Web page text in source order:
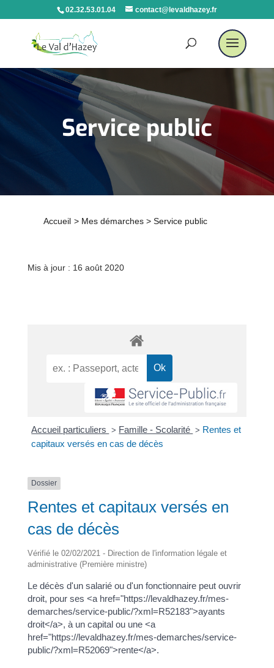
02.32.53.01.04 contact@levaldhazey.fr
Service public
Accueil > Mes démarches > Service public
Mis à jour : 16 août 2020
Accueil particuliers > Famille - Scolarité > Rentes et
capitaux versés en cas de décès
Dossier
Rentes et capitaux versés en
cas de décès
Vérifié le 02/02/2021 - Direction de l'information légale et
administrative (Première ministre)
Le décès d'un salarié ou d'un fonctionnaire peut ouvrir
droit, pour ses <a href="https://levaldhazey.fr/mes-
demarches/service-public/?xml=R52183">ayants
droit</a>, à un capital ou une <a
href="https://levaldhazey.fr/mes-demarches/service-
public/?xml=R52069">rente</a>.